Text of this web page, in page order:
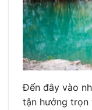
Đến đây vào
tận hưởng trọn